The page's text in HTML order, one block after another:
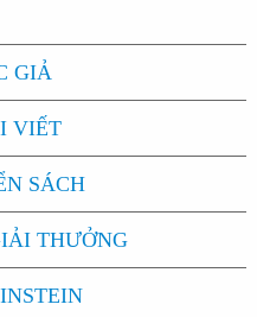
GIẢ
VIẾT
SÁCH
THƯỞNG